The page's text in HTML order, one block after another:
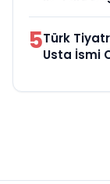
5Türk
Usta İsmi